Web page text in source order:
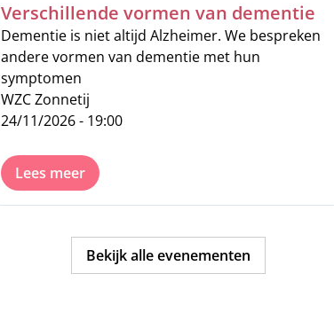
Verschillende vormen van dementie
Dementie is niet altijd Alzheimer. We bespreken
andere vormen van dementie met hun
symptomen
WZC Zonnetij
24/11/2026 - 19:00
Lees meer
Bekijk alle evenementen